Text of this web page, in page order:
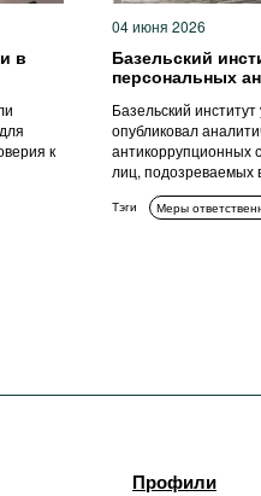
в
к
04 июня 2026
Базельский
персональных
Базельский
опубликовал
антикоррупционных
лиц, подозреваемых
Тэги Меры
Профили